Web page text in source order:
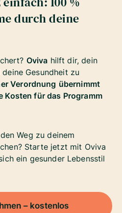
durch deine
Oviva hilft dir, dein
Gesundheit zu
Verordnung übernimmt
Kosten für das Programm
Weg zu deinem
Starte jetzt mit Oviva
ein gesunder Lebensstil
– kostenlos